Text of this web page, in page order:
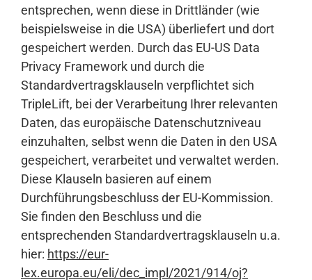
entsprechen, wenn diese in Drittländer (wie
beispielsweise in die USA) überliefert und dort
gespeichert werden. Durch das EU-US Data
Privacy Framework und durch die
Standardvertragsklauseln verpflichtet sich
TripleLift, bei der Verarbeitung Ihrer relevanten
Daten, das europäische Datenschutzniveau
einzuhalten, selbst wenn die Daten in den USA
gespeichert, verarbeitet und verwaltet werden.
Diese Klauseln basieren auf einem
Durchführungsbeschluss der EU-Kommission.
Sie finden den Beschluss und die
entsprechenden Standardvertragsklauseln u.a.
hier: https://eur-
lex.europa.eu/eli/dec_impl/2021/914/oj?